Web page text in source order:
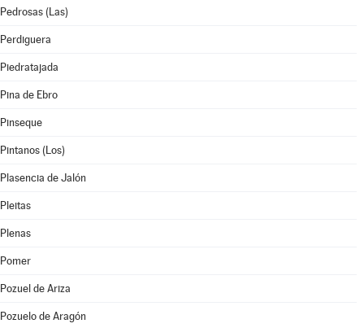
Pedrosas (Las)
Perdiguera
Piedratajada
Pina de Ebro
Pinseque
Pintanos (Los)
Plasencia de Jalón
Pleitas
Plenas
Pomer
Pozuel de Ariza
Pozuelo de Aragón